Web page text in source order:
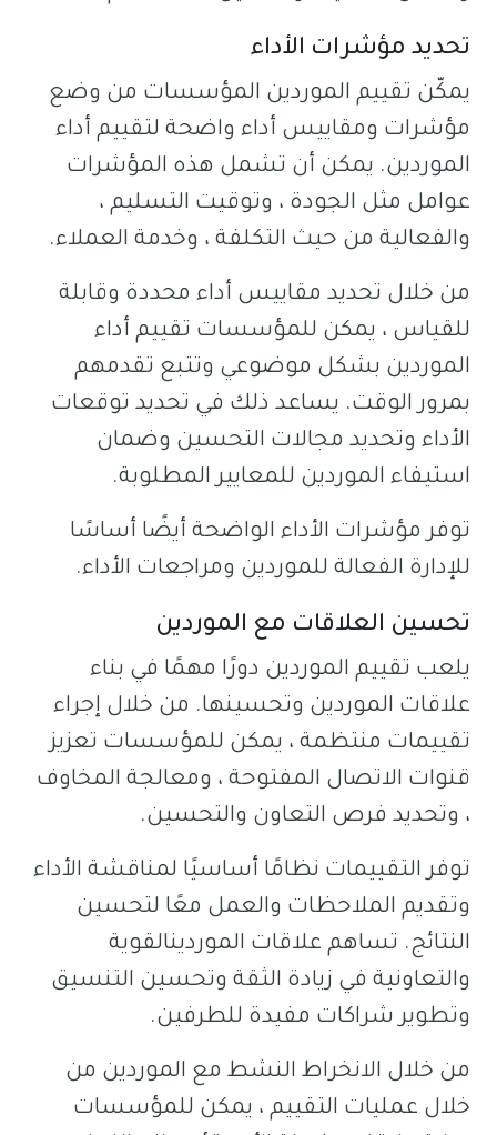
تحديد مؤشرات الأداء
يمكّن تقييم الموردين المؤسسات من وضع
مؤشرات ومقاييس أداء واضحة لتقييم أداء
الموردين. يمكن أن تشمل هذه المؤشرات
عوامل مثل الجودة ، وتوقيت التسليم ،
والفعالية من حيث التكلفة ، وخدمة العملاء.
من خلال تحديد مقاييس أداء محددة وقابلة
للقياس ، يمكن للمؤسسات تقييم أداء
الموردين بشكل موضوعي وتتبع تقدمهم
بمرور الوقت. يساعد ذلك في تحديد توقعات
الأداء وتحديد مجالات التحسين وضمان
استيفاء الموردين للمعايير المطلوبة.
توفر مؤشرات الأداء الواضحة أيضًا أساسًا
للإدارة الفعالة للموردين ومراجعات الأداء.
تحسين العلاقات مع الموردين
يلعب تقييم الموردين دورًا مهمًا في بناء
علاقات الموردين وتحسينها. من خلال إجراء
تقييمات منتظمة ، يمكن للمؤسسات تعزيز
قنوات الاتصال المفتوحة ، ومعالجة المخاوف
، وتحديد فرص التعاون والتحسين.
توفر التقييمات نظامًا أساسيًا لمناقشة الأداء
وتقديم الملاحظات والعمل معًا لتحسين
النتائج. تساهم علاقات الموردينالقوية
والتعاونية في زيادة الثقة وتحسين التنسيق
وتطوير شراكات مفيدة للطرفين.
من خلال الانخراط النشط مع الموردين من
خلال عمليات التقييم ، يمكن للمؤسسات